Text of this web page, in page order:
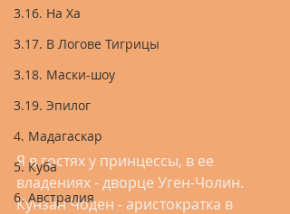
3.16. На Ха
3.17. В Логове Тигрицы
3.18. Маски-шоу
3.19. Эпилог
4. Мадагаскар
5. Куба
6. Австралия
Я в гостях у принцессы, в ее
владениях - дворце Уген-Чолин.
Кунзан Чоден - аристократка в